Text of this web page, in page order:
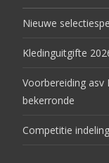
Nieuwe
Kledinguitgifte
Voorbereiding asv
bekerronde
Competitie